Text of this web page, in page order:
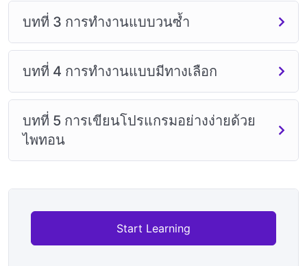
บทที่ 3 การทำงานแบบวนซ้ำ
บทที่ 4 การทำงานแบบมีทางเลือก
บทที่ 5 การเขียนโปรแกรมอย่างง่ายด้วย
ไพทอน
Start Learning